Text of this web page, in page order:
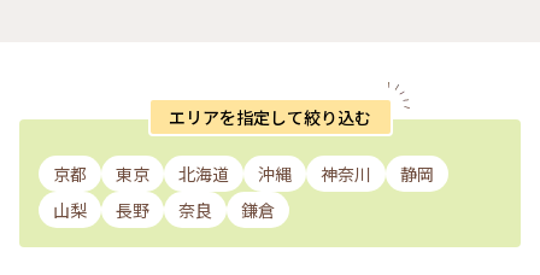
エリアを指定して絞り込む
京都 東京 北海道 沖縄 神奈川
静岡
山梨
長野 奈良 鎌倉